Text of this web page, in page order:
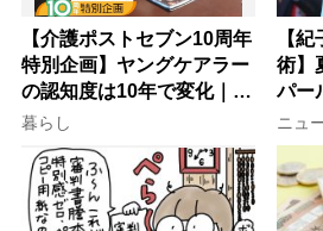
【介護ポストセブン10周年
特別企画】ヤングケアラー
の認知度は10年で変化｜流
行語大賞にノミネート、法
律にも明記されたが果たし
て現在は？
暮らし
【
術】
パー
ぐ「
け方
ニュ